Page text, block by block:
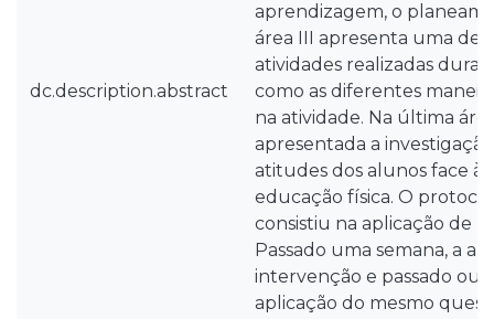
dc.description.abstract
aprendizagem, o
área III apresenta uma
atividades realizadas
como as diferentes
na atividade. Na última
apresentada a
atitudes dos alunos face à
educação física. O
consistiu na aplicação de
Passado uma semana, a
intervenção e passado
aplicação do mesmo